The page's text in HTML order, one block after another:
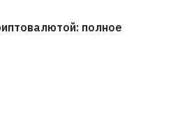
полное